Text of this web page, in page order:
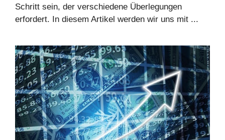
Schritt sein, der verschiedene Überlegungen
erfordert. In diesem Artikel werden wir uns mit ...